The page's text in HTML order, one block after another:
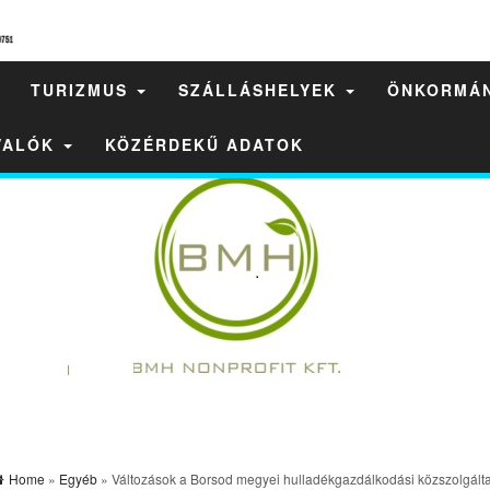
TURIZMUS SZÁLLÁSHELYEK
KÖZÉRDEKŰ ADATOK
Home » Egyéb» Változások a Borsod megyei hulladékgazdálkodási